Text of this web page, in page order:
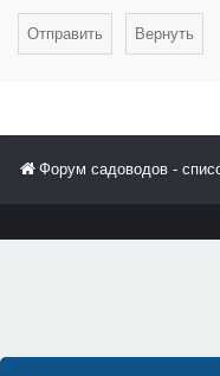
Форум садоводов -